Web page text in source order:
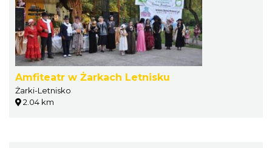
Amfiteatr w Żarkach Letnisku
Żarki-Letnisko
2.04 km